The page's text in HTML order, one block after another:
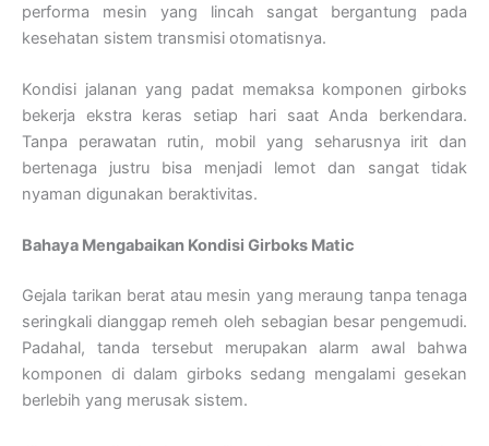
performa mesin yang lincah sangat bergantung pada
kesehatan sistem transmisi otomatisnya.
Kondisi jalanan yang padat memaksa komponen girboks
bekerja ekstra keras setiap hari saat Anda berkendara.
Tanpa perawatan rutin, mobil yang seharusnya irit dan
bertenaga justru bisa menjadi lemot dan sangat tidak
nyaman digunakan beraktivitas.
Bahaya Mengabaikan Kondisi Girboks Matic
Gejala tarikan berat atau mesin yang meraung tanpa tenaga
seringkali dianggap remeh oleh sebagian besar pengemudi.
Padahal, tanda tersebut merupakan alarm awal bahwa
komponen di dalam girboks sedang mengalami gesekan
berlebih yang merusak sistem.